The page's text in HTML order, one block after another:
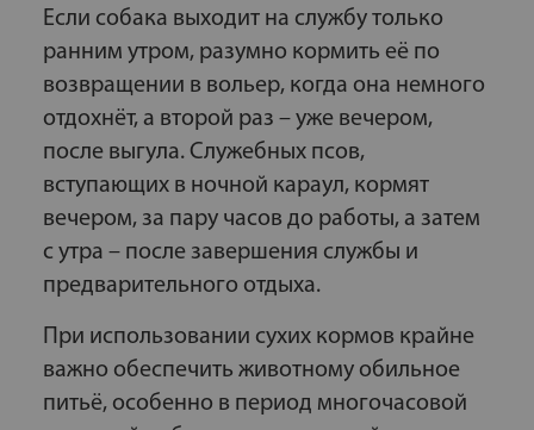
Если собака выходит на службу только
ранним утром, разумно кормить её по
возвращении в вольер, когда она немного
отдохнёт, а второй раз – уже вечером,
после выгула. Служебных псов,
вступающих в ночной караул, кормят
вечером, за пару часов до работы, а затем
с утра – после завершения службы и
предварительного отдыха.
При использовании сухих кормов крайне
важно обеспечить животному обильное
питьё, особенно в период многочасовой